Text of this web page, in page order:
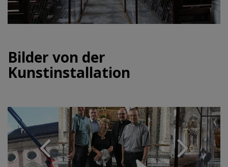
Bilder von der
Kunstinstallation